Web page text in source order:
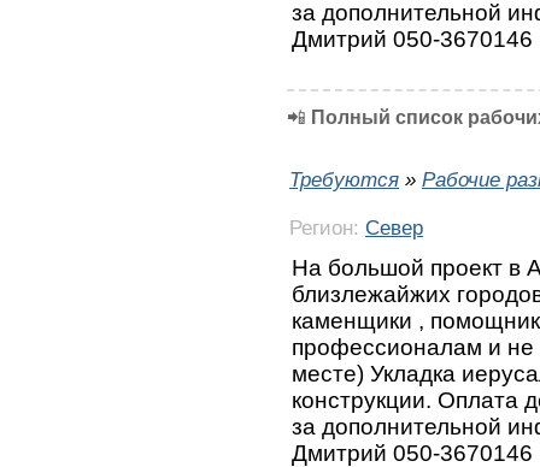
за дополнительной
Дмитрий 050-
📲 Полный список
Требуются » Рабочие
Регион: Север
На большой проект в
близлежайжих
каменщики ,
профессионалам и
месте) Укладка
конструкции. Оплата
за дополнительной
Дмитрий 050-